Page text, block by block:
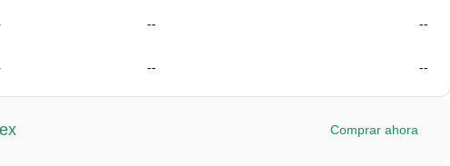
-- --
-- --
Comprar ahora